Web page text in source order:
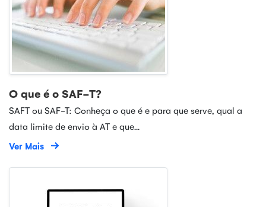
O que é o SAF-T?
SAFT ou SAF-T: Conheça o que é e para que serve, qual a
data limite de envio à AT e que...
Ver Mais